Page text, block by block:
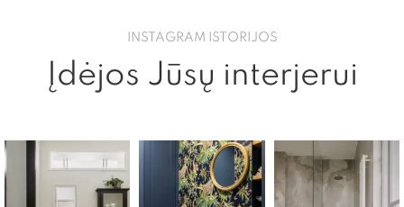
INSTAGRAM ISTORIJOS
Įdėjos Jūsų interjerui